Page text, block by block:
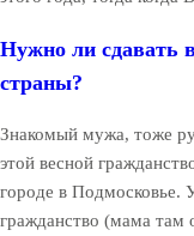
Нужно ли сдавать
страны?
Знакомый мужа, тоже
этой весной
городе в Подмосковье.
гражданство (мама там